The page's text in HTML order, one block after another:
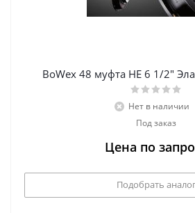
BoWex 48 муфта НЕ 6 1/2"
Нет в наличии
Под заказ
Цена по
Подобрать